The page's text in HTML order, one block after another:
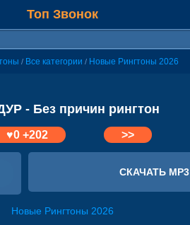
Топ Звонок
/ Все категории / Новые Рингтоны 2026
- Без причин рингтон
♥0+202 >>
СКАЧАТЬ MP3
Новые Рингтоны 2026